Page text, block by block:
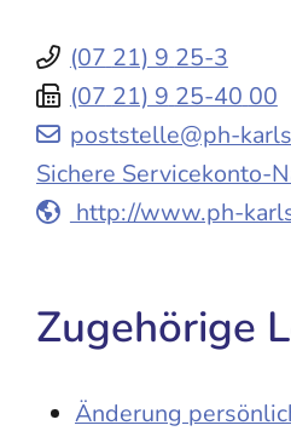
(07 21) 9 25-3
(07 21) 9 25-40 00
poststelle@ph-
Sichere Servicekonto-
http://www.ph-
Zugehörige
Änderung